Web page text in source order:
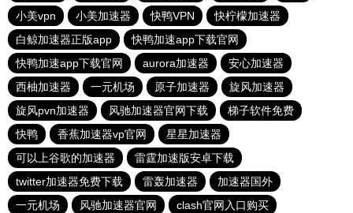
小美vpn
小美加速器 快鸭VPN
快柠檬加速器
白鲸加速器正版app
快鸭加速app下载官网
快鸭加速app下载官网
aurora加速器
安心加速器
西柚加速器
一元机场 原子加速器
旋风加速器
旋风pvn加速器
风驰加速器官网下载
梯子软件免费
快鸭
香蕉加速器vp官网
星星加速器
可以上谷歌的加速器
雷霆加速版安卓下载
twitter加速器免费下载
雷轰加速器
加速器国外
一元机场
风驰加速器官网
clash官网入口购买